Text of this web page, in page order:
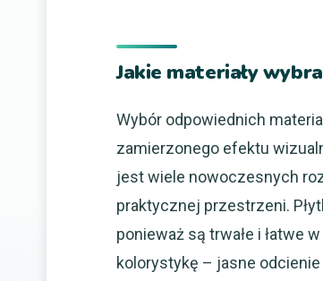
Jakie materiały
Wybór odpowiednich
zamierzonego efektu
jest wiele nowoczesnych
praktycznej przestrzeni.
ponieważ są trwałe i łatwe
kolorystykę – jasne